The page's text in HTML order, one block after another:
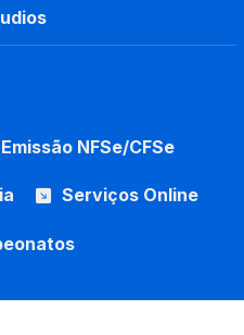
Emissão NFSe/CFSe
Serviços Online